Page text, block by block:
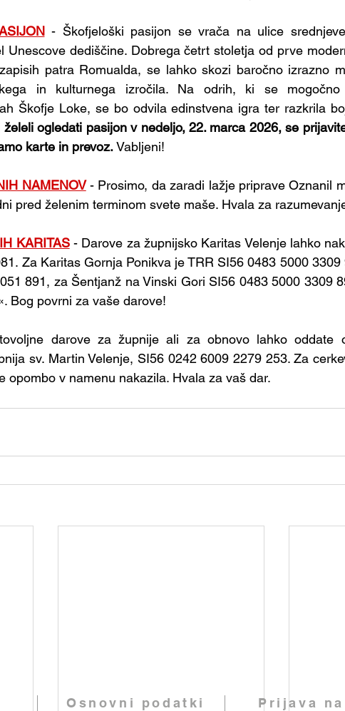
- Škofjeloški pasijon se vrača na ulice
Unescove dediščine. Dobrega četrt stoletja od prve
patra Romualda, se lahko skozi baročno izrazno
in kulturnega izročila. Na odrih, ki se
Škofje Loke, se bo odvila edinstvena igra ter razkrila
želeli ogledati pasijon v nedeljo, 22. marca 2026, se
karte in prevoz. Vabljeni!
NAMENOV - Prosimo, da zaradi lažje priprave Oznanil
pred želenim terminom svete maše. Hvala za
KARITAS - Darove za župnijsko Karitas Velenje lahko
Za Karitas Gornja Ponikva je TRR SI56 0483 5000 3309
891, za Šentjanž na Vinski Gori SI56 0483 5000 3309
Bog povrni za vaše darove!
darove za župnije ali za obnovo lahko oddate
sv. Martin Velenje, SI56 0242 6009 2279 253. Za
opombo v namenu nakazila. Hvala za vaš dar.
Osnovni podatki Prijava